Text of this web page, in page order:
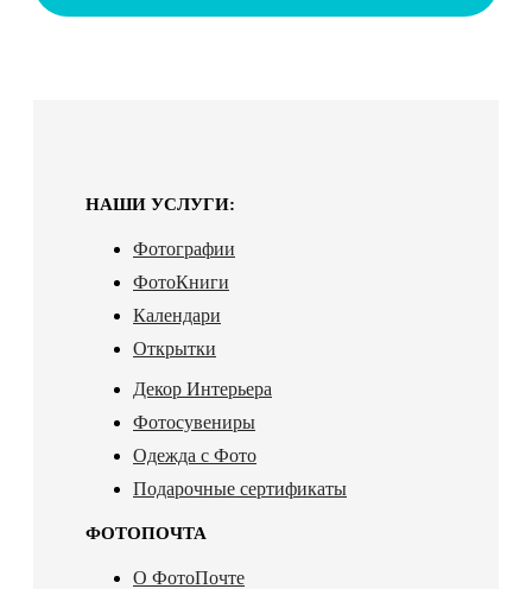
НАШИ УСЛУГИ:
Фотографии
ФотоКниги
Календари
Открытки
Декор Интерьера
Фотосувениры
Одежда с Фото
Подарочные сертификаты
ФОТОПОЧТА
О ФотоПочте